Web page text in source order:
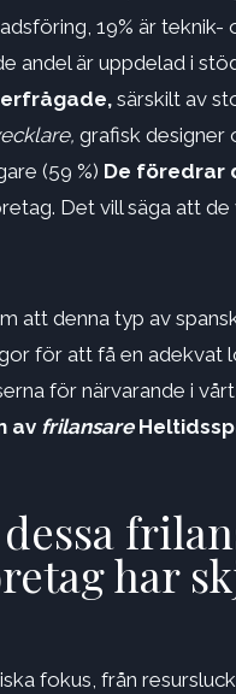
19% är teknik-
andel är uppdelad i
särskilt av
grafisk designer
(59 %) De föredrar
Det vill säga att
att denna typ av
för att få en
för närvarande i
av frilansare
har
fokus, från